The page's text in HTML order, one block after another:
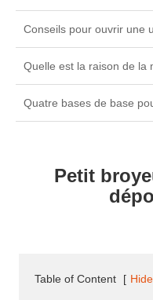
Conseils pour ouvrir une
Quelle est la raison de la
Quatre bases de base
Petit
Table of Content [ Hide